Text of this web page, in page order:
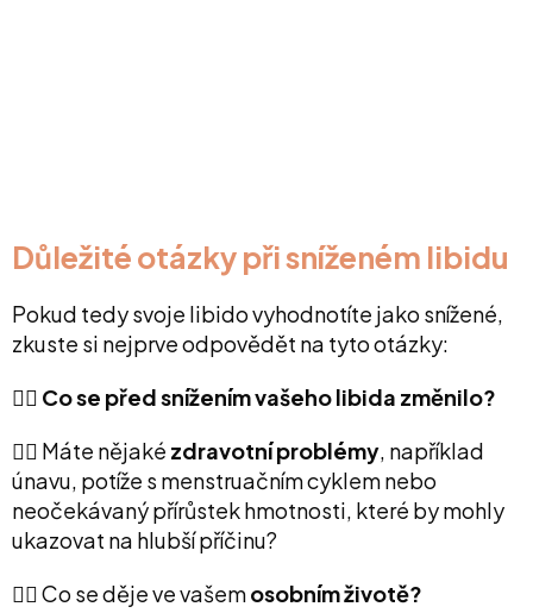
Důležité otázky při sníženém libidu
Pokud tedy svoje libido vyhodnotíte jako snížené,
zkuste si nejprve odpovědět na tyto otázky:
👉🏻 Co se před snížením vašeho libida změnilo?
👉🏻 Máte nějaké zdravotní problémy, například
únavu, potíže s menstruačním cyklem nebo
neočekávaný přírůstek hmotnosti, které by mohly
ukazovat na hlubší příčinu?
👉🏻 Co se děje ve vašemosobním životě?